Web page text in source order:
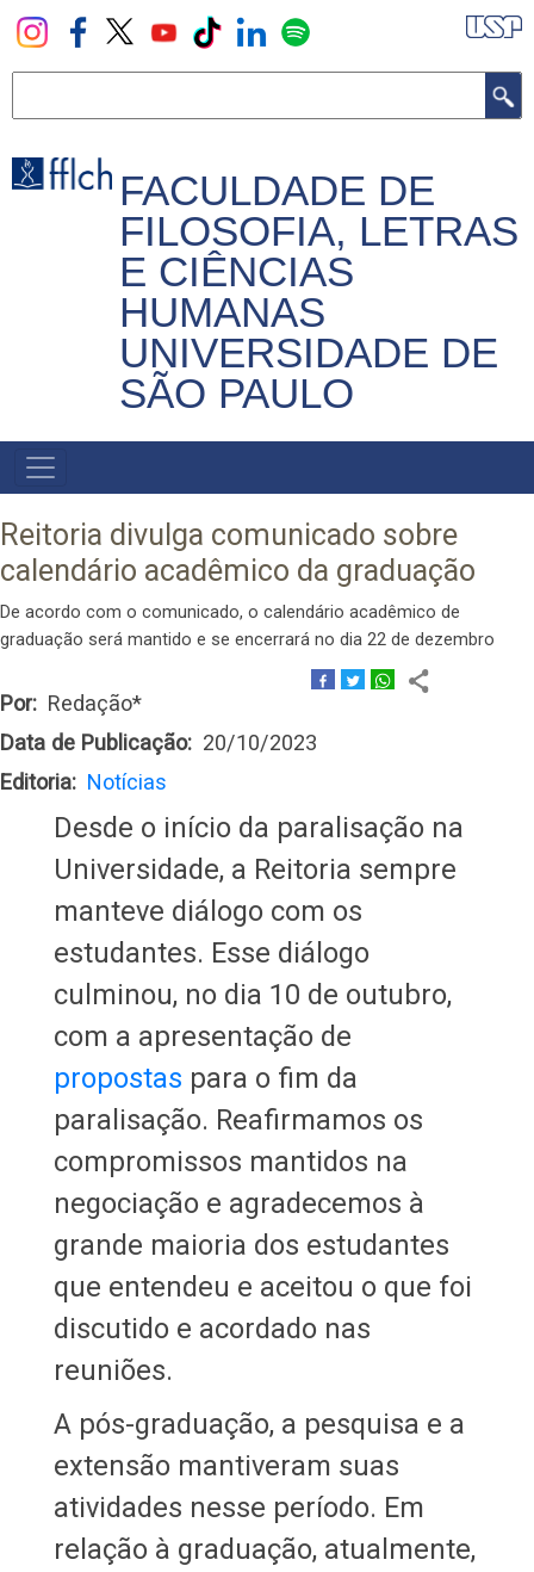
Pular
para
principal
FACULDADE DE
FILOSOFIA, LETRAS
E CIÊNCIAS
HUMANAS
UNIVERSIDADE DE
SÃO PAULO
NAVEGADOR
PRINCIPAL
Reitoria divulga comunicado sobre
calendário acadêmico da graduação
De acordo com o comunicado, o calendário acadêmico de
graduação será mantido e se encerrará no dia 22 de dezembro
Por
Redação*
Data de Publicação
20/10/2023
Editoria
Notícias
Desde o início da paralisação na
Universidade, a Reitoria sempre
manteve diálogo com os
estudantes. Esse diálogo
culminou, no dia 10 de outubro,
com a apresentação de
propostas para o fim da
paralisação. Reafirmamos os
compromissos mantidos na
negociação e agradecemos à
grande maioria dos estudantes
que entendeu e aceitou o que foi
discutido e acordado nas
reuniões.
A pós-graduação, a pesquisa e a
extensão mantiveram suas
atividades nesse período. Em
relação à graduação, atualmente,